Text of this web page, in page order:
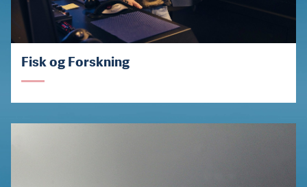
Fisk og Forskning